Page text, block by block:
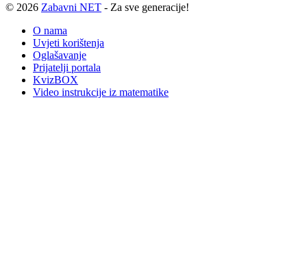
© 2026 Zabavni NET - Za sve generacije!
O nama
Uvjeti korištenja
Oglašavanje
Prijatelji portala
KvizBOX
Video instrukcije iz matematike